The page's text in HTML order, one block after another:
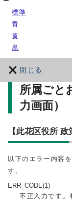
標準
青
黄
黒
閉じる
所属ごと
力画面）
【此花区役所
以下のエラー内容
す。
ERR_CODE(1)
不正入力です。